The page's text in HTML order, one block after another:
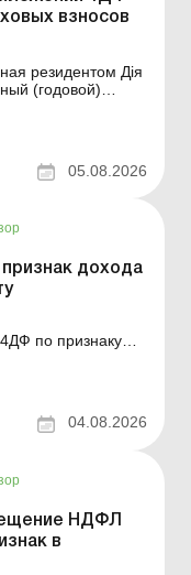
взносов
резидентом Дія
(годовой)
В приложении
страхового
05.08.2026
признак дохода
по признаку
на лечение
в
«143». Больше
04.08.2026
НДФЛ
в